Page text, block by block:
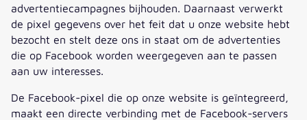
advertentiecampagnes bijhouden. Daarnaast verwerkt
de pixel gegevens over het feit dat u onze website hebt
bezocht en stelt deze ons in staat om de advertenties
die op Facebook worden weergegeven aan te passen
aan uw interesses.
De Facebook-pixel die op onze website is geïntegreerd,
maakt een directe verbinding met de Facebook-servers